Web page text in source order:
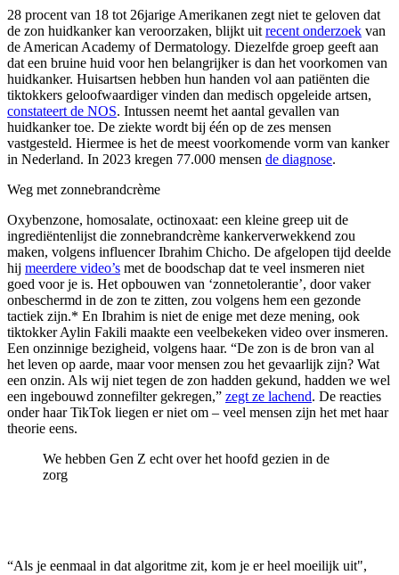
28 procent van 18 tot 26jarige Amerikanen zegt niet te geloven dat
de zon huidkanker kan veroorzaken, blijkt uit recent onderzoek van
de American Academy of Dermatology. Diezelfde groep geeft aan
dat een bruine huid voor hen belangrijker is dan het voorkomen van
huidkanker. Huisartsen hebben hun handen vol aan patiënten die
tiktokkers geloofwaardiger vinden dan medisch opgeleide artsen,
constateert de NOS. Intussen neemt het aantal gevallen van
huidkanker toe. De ziekte wordt bij één op de zes mensen
vastgesteld. Hiermee is het de meest voorkomende vorm van kanker
in Nederland. In 2023 kregen 77.000 mensen de diagnose.
Weg met zonnebrandcrème
Oxybenzone, homosalate, octinoxaat: een kleine greep uit de
ingrediëntenlijst die zonnebrandcrème kankerverwekkend zou
maken, volgens influencer Ibrahim Chicho. De afgelopen tijd deelde
hij meerdere video’s met de boodschap dat te veel insmeren niet
goed voor je is. Het opbouwen van ‘zonnetolerantie’, door vaker
onbeschermd in de zon te zitten, zou volgens hem een gezonde
tactiek zijn.* En Ibrahim is niet de enige met deze mening, ook
tiktokker Aylin Fakili maakte een veelbekeken video over insmeren.
Een onzinnige bezigheid, volgens haar. “De zon is de bron van al
het leven op aarde, maar voor mensen zou het gevaarlijk zijn? Wat
een onzin. Als wij niet tegen de zon hadden gekund, hadden we wel
een ingebouwd zonnefilter gekregen,” zegt ze lachend. De reacties
onder haar TikTok liegen er niet om – veel mensen zijn het met haar
theorie eens.
We hebben Gen Z echt over het hoofd gezien in de
zorg
“Als je eenmaal in dat algoritme zit, kom je er heel moeilijk uit",